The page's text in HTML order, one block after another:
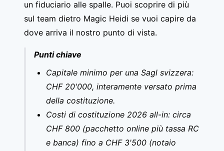
un fiduciario alle spalle. Puoi scoprire di più
sul team dietro Magic Heidi se vuoi capire da
dove arriva il nostro punto di vista.
Punti chiave
Capitale minimo per una Sagl svizzera:
CHF 20'000, interamente versato prima
della costituzione.
Costi di costituzione 2026 all-in: circa
CHF 800 (pacchetto online più tassa RC
e banca) fino a CHF 3'500 (notaio